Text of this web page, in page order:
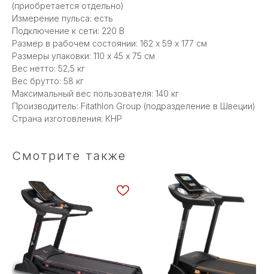
(приобретается отдельно)
Измерение пульса: есть
Подключение к сети: 220 В
Размер в рабочем состоянии: 162 х 59 x 177 см
Размеры упаковки: 110 х 45 x 75 см
Вес нетто: 52,5 кг
Вес брутто: 58 кг
Максимальный вес пользователя: 140 кг
Производитель: Fitathlon Group (подразделение в Швеции)
Страна изготовления: КНР
Смотрите также